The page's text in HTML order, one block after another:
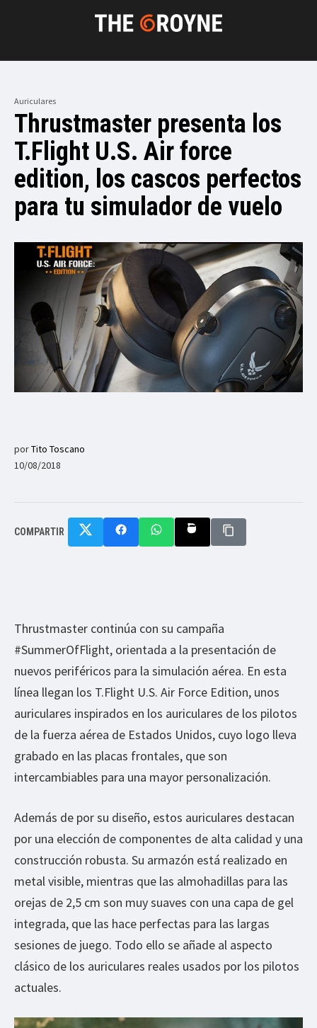
Auriculares
Thrustmaster presenta los
T.Flight U.S. Air force
edition, los cascos perfectos
para tu simulador de vuelo
porTito Toscano
10/08/2018
COMPARTIR
Thrustmaster continúa con su campaña
#SummerOfFlight, orientada a la presentación de
nuevos periféricos para la simulación aérea. En esta
línea llegan los T.Flight U.S. Air Force Edition, unos
auriculares inspirados en los auriculares de los pilotos
de la fuerza aérea de Estados Unidos, cuyo logo lleva
grabado en las placas frontales, que son
intercambiables para una mayor personalización.
Además de por su diseño, estos auriculares destacan
por una elección de componentes de alta calidad y una
construcción robusta. Su armazón está realizado en
metal visible, mientras que las almohadillas para las
orejas de 2,5 cm son muy suaves con una capa de gel
integrada, que las hace perfectas para las largas
sesiones de juego. Todo ello se añade al aspecto
clásico de los auriculares reales usados por los pilotos
actuales.